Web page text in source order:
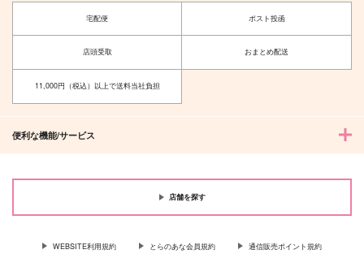
夫を味方にする方法 5 甘くて熱くて息もできない 4
宅配便 ポスト投函
店頭受取 おまとめ配送
11,000円（税込）以上で送料当社負担
便利な機能/サービス
店舗を探す
WEBSITE利用規約 とらのあな会員規約 通信販売ポイント規約